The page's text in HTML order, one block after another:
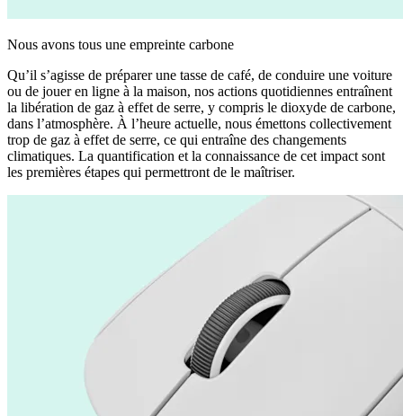
Nous avons tous une empreinte carbone
Qu’il s’agisse de préparer une tasse de café, de conduire une voiture
ou de jouer en ligne à la maison, nos actions quotidiennes entraînent
la libération de gaz à effet de serre, y compris le dioxyde de carbone,
dans l’atmosphère. À l’heure actuelle, nous émettons collectivement
trop de gaz à effet de serre, ce qui entraîne des changements
climatiques. La quantification et la connaissance de cet impact sont
les premières étapes qui permettront de le maîtriser.